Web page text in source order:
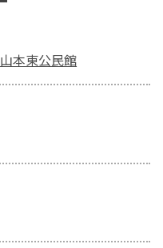
本東公民館